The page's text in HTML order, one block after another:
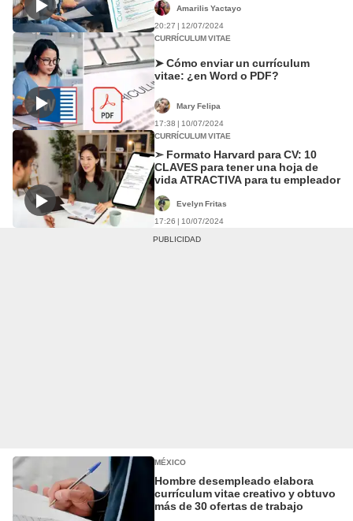
Amarilis Yactayo
20:27 | 12/07/2024
CURRÍCULUM VITAE
➤ Cómo enviar un currículum
vitae: ¿en Word o PDF?
Mary Felipa
17:38 | 10/07/2024
CURRÍCULUM VITAE
➣ Formato Harvard para CV: 10
CLAVES para tener una hoja de
vida ATRACTIVA para tu empleador
Evelyn Fritas
17:26 | 10/07/2024
MÉXICO
Hombre desempleado elabora
currículum vitae creativo y obtuvo
más de 30 ofertas de trabajo